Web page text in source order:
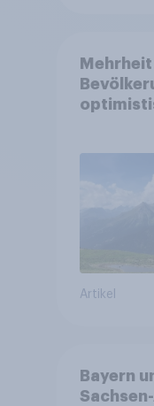
Artikel
Bayern